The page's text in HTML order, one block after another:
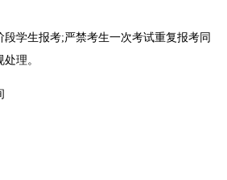
学生报考;严禁考生一次考试重复报考同
理。